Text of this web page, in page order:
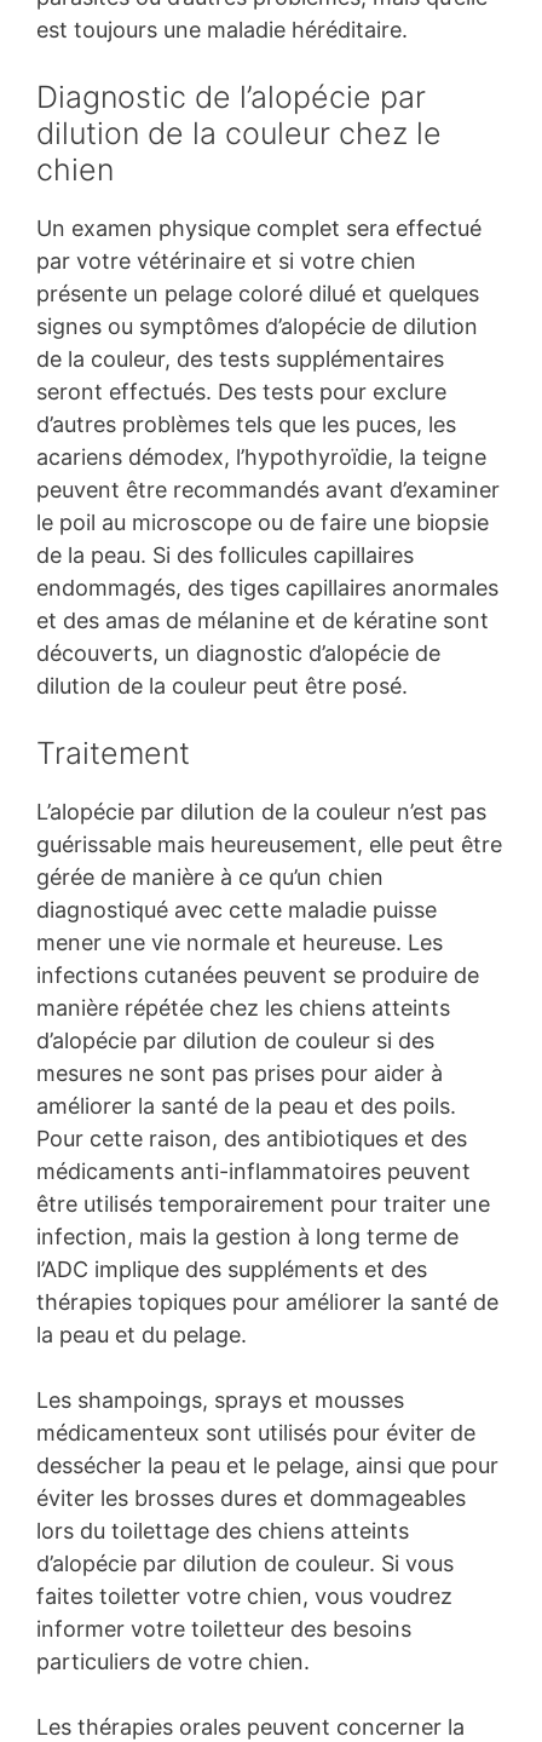
est toujours une maladie héréditaire.
Diagnostic de l’alopécie par
dilution de la couleur chez le
chien
Un examen physique complet sera effectué
par votre vétérinaire et si votre chien
présente un pelage coloré dilué et quelques
signes ou symptômes d’alopécie de dilution
de la couleur, des tests supplémentaires
seront effectués. Des tests pour exclure
d’autres problèmes tels que les puces, les
acariens démodex, l’hypothyroïdie, la teigne
peuvent être recommandés avant d’examiner
le poil au microscope ou de faire une biopsie
de la peau. Si des follicules capillaires
endommagés, des tiges capillaires anormales
et des amas de mélanine et de kératine sont
découverts, un diagnostic d’alopécie de
dilution de la couleur peut être posé.
Traitement
L’alopécie par dilution de la couleur n’est pas
guérissable mais heureusement, elle peut être
gérée de manière à ce qu’un chien
diagnostiqué avec cette maladie puisse
mener une vie normale et heureuse. Les
infections cutanées peuvent se produire de
manière répétée chez les chiens atteints
d’alopécie par dilution de couleur si des
mesures ne sont pas prises pour aider à
améliorer la santé de la peau et des poils.
Pour cette raison, des antibiotiques et des
médicaments anti-inflammatoires peuvent
être utilisés temporairement pour traiter une
infection, mais la gestion à long terme de
l’ADC implique des suppléments et des
thérapies topiques pour améliorer la santé de
la peau et du pelage.
Les shampoings, sprays et mousses
médicamenteux sont utilisés pour éviter de
dessécher la peau et le pelage, ainsi que pour
éviter les brosses dures et dommageables
lors du toilettage des chiens atteints
d’alopécie par dilution de couleur. Si vous
faites toiletter votre chien, vous voudrez
informer votre toiletteur des besoins
particuliers de votre chien.
Les thérapies orales peuvent concerner la